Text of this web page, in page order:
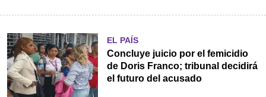
EL PAÍS
Concluye juicio por el femicidio
de Doris Franco; tribunal decidirá
el futuro del acusado